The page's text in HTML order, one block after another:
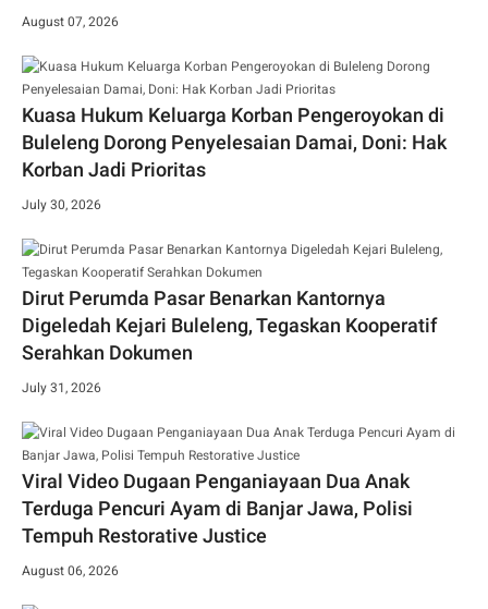
August 07, 2026
Kuasa Hukum Keluarga Korban Pengeroyokan di
Buleleng Dorong Penyelesaian Damai, Doni: Hak
Korban Jadi Prioritas
July 30, 2026
Dirut Perumda Pasar Benarkan Kantornya
Digeledah Kejari Buleleng, Tegaskan Kooperatif
Serahkan Dokumen
July 31, 2026
Viral Video Dugaan Penganiayaan Dua Anak
Terduga Pencuri Ayam di Banjar Jawa, Polisi
Tempuh Restorative Justice
August 06, 2026